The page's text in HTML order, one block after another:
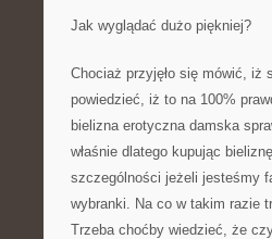
Jak wyglądać dużo piękniej?
Chociaż przyjęło się mówić, iż
powiedzieć, iż to na 100%
bielizna erotyczna damska
właśnie dlatego kupując
szczególności jeżeli jesteśmy
wybranki. Na co w takim razie
Trzeba choćby wiedzieć, że